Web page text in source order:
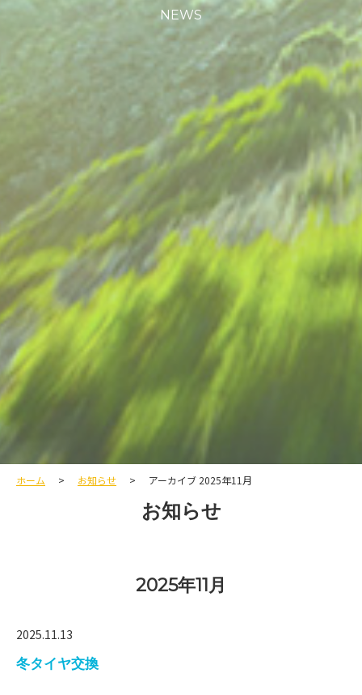
NEWS
ホーム お知らせ アーカイブ 2025年11月
お知らせ
2025年11月
2025.11.13
冬タイヤ交換